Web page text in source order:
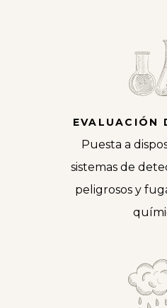
EVALUACIÓN
Puesta a
sistemas de
peligrosos y